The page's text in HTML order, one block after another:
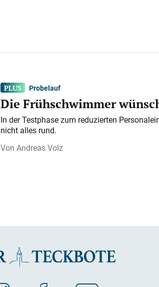
Probelauf
Die Frühschwimmer
In der Testphase zum reduzierten
nicht alles rund.
Andreas Volz